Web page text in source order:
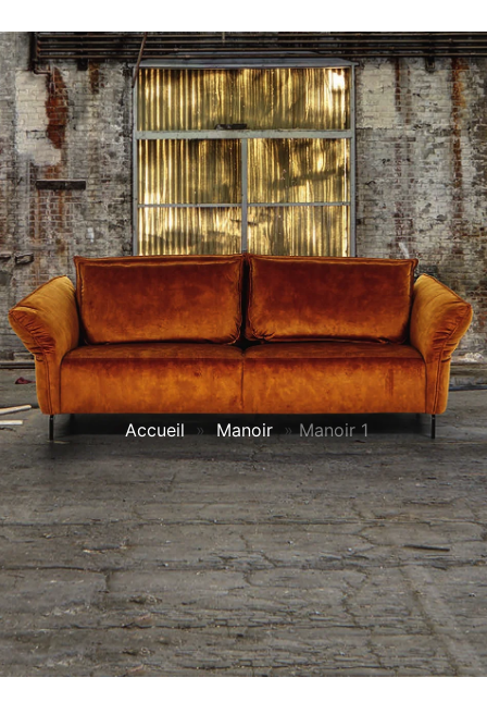
Accueil » Manoir »Manoir 1